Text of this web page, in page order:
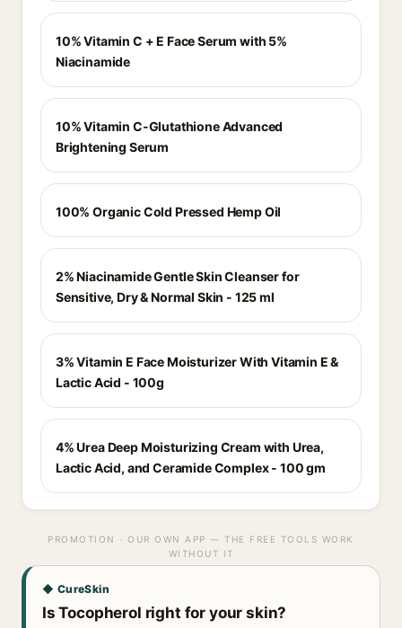
10% Vitamin C + E Face Serum with 5%
Niacinamide
10% Vitamin C-Glutathione Advanced
Brightening Serum
100% Organic Cold Pressed Hemp Oil
2% Niacinamide Gentle Skin Cleanser for
Sensitive, Dry & Normal Skin - 125 ml
3% Vitamin E Face Moisturizer With Vitamin E &
Lactic Acid - 100g
4% Urea Deep Moisturizing Cream with Urea,
Lactic Acid, and Ceramide Complex - 100 gm
PROMOTION · OUR OWN APP — THE FREE TOOLS WORK
WITHOUT IT
◆ CureSkin
Is Tocopherol right for your skin?